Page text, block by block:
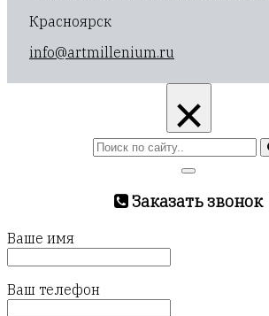
Красноярск
info@artmillenium.ru
×
Заказать звонок
Ваше имя
Ваш телефон